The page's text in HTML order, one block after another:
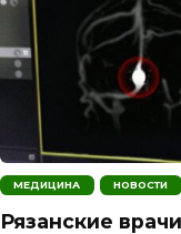
МЕДИЦИНА НОВОСТИ
Рязанские врачи